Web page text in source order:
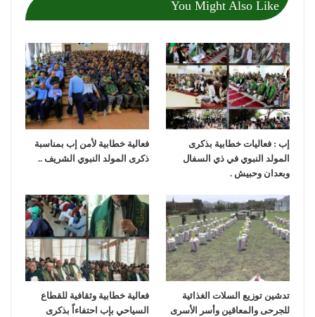
You Might Also Like
إب : فعاليات خطابية بذكرى
المولد النبوي في ذي السفال
وبعدان وحبيش .
فعالية خطابية لأمن إب بمناسبة
ذكرى المولد النبوي الشريف ..
تدشين توزيع السلات الغذائية
للجرحى والمعاقين وأسر الأسرى
فعالية خطابية وثقافية للقطاع
السياحي بإب احتفاءاً بذكرى